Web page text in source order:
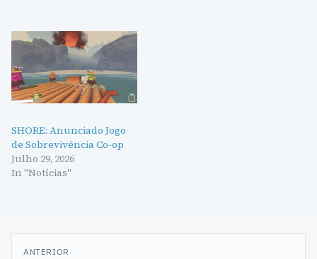
SHORE: Anunciado Jogo
de Sobrevivência Co-op
Julho 29, 2026
In "Notícias"
Navegação
ANTERIOR